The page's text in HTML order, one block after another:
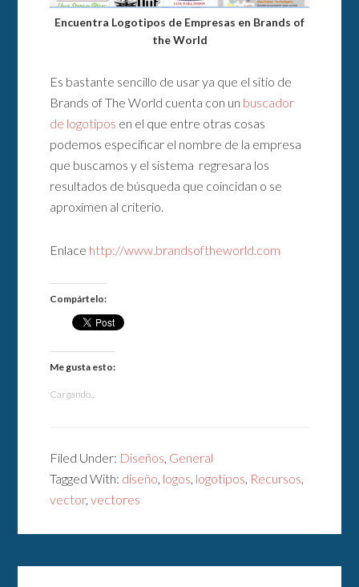
Encuentra Logotipos de Empresas en Brands of
the World
Es bastante sencillo de usar ya que el sitio de
Brands of The World cuenta con un buscador
de logotipos en el que entre otras cosas
podemos especificar el nombre de la empresa
que buscamos y el sistema regresara los
resultados de búsqueda que coincidan o se
aproximen al criterio.
Enlace http://www.brandsoftheworld.com
Compártelo:
Me gusta esto:
Cargando...
Filed Under: Diseños General
Tagged With: diseño logos logotipos Recursos
vector,vectores